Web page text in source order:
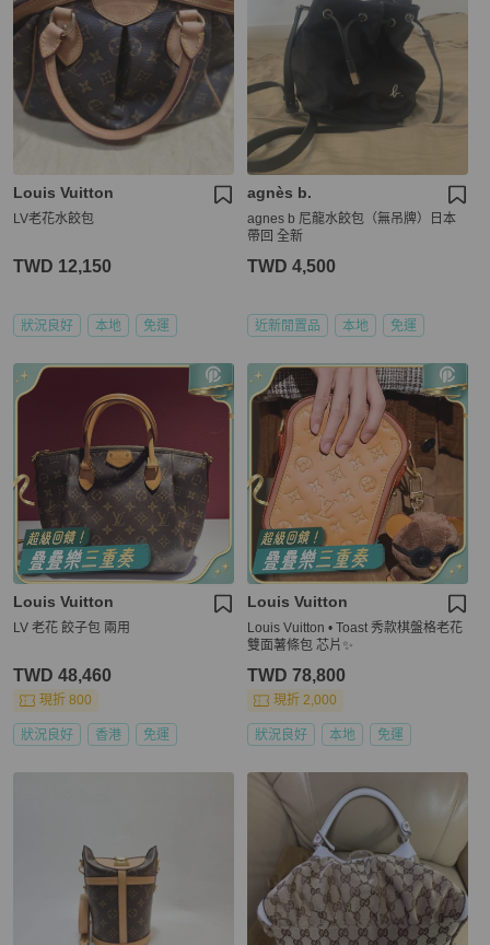
Louis Vuitton
LV老花水餃包
TWD 12,150
狀況良好 本地 免運
agnès b.
agnes b 尼龍水餃包（無吊牌）日本
帶回 全新
TWD 4,500
近新閒置品 本地 免運
Louis Vuitton
LV 老花 餃子包 兩用
TWD 48,460
現折 800
狀況良好 香港 免運
Louis Vuitton
Louis Vuitton • Toast 秀款棋盤格老花
雙面薯條包 芯片✨
TWD 78,800
現折 2,000
狀況良好 本地 免運